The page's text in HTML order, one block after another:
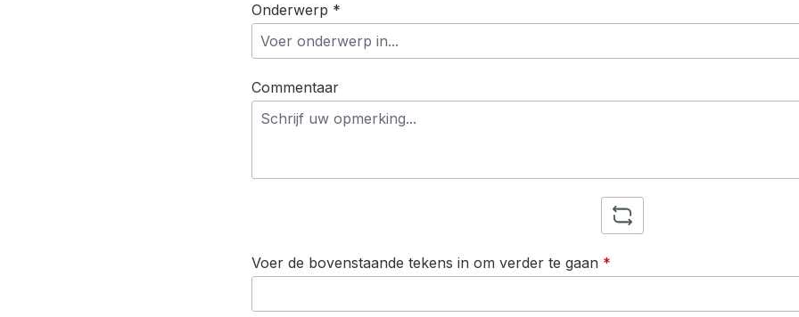
Onderwerp *
Commentaar
Voer de bovenstaande tekens in om verder te gaan *